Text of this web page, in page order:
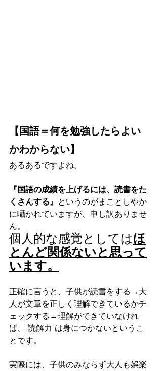
【国語＝何を勉強したらよい
かわからない】
あるあるですよね。
『国語の成績を上げるには、読書をた
くさんする』 というのがまことしやか
に囁かれていますが、申し訳ありませ
ん。
個人的な感覚としてはほ
とんど関係ないと思って
います。
正確に言うと、子供が読書をする→大
人が文章を正しく理解できているかチ
ェックする→理解ができていなけれ
ば、”読解力”は身につかないというこ
とです。
実際には、子供のみならず大人も娯楽